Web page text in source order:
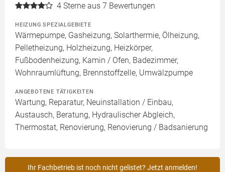
4 Sterne aus 7 Bewertungen
HEIZUNG SPEZIALGEBIETE
Wärmepumpe, Gasheizung, Solarthermie, Ölheizung,
Pelletheizung, Holzheizung, Heizkörper,
Fußbodenheizung, Kamin / Ofen, Badezimmer,
Wohnraumlüftung, Brennstoffzelle, Umwälzpumpe
ANGEBOTENE TÄTIGKEITEN
Wartung, Reparatur, Neuinstallation / Einbau,
Austausch, Beratung, Hydraulischer Abgleich,
Thermostat, Renovierung, Renovierung / Badsanierung
Ihr Fachbetrieb ist noch nicht gelistet? Jetzt anmelden!